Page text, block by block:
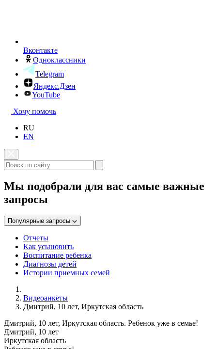
Вконтакте
Одноклассники
Telegram
Яндекс.Дзен
YouTube
Хочу помочь
RU
EN
Мы подобрали для вас самые важные
запросы
Популярные запросы
Отчеты
Как усыновить
Воспитание ребенка
Диагнозы детей
Истории приемных семей
Видеоанкеты
Дмитрий, 10 лет, Иркутская область
Дмитрий, 10 лет, Иркутская область. Ребенок уже в семье!
Дмитрий, 10 лет
Иркутская область